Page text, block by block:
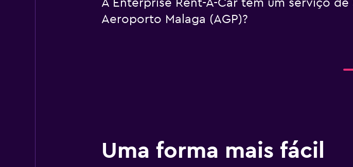
A Enterprise Rent-A-Car tem um serviço
Aeroporto Malaga (AGP)?
Uma forma mais fácil